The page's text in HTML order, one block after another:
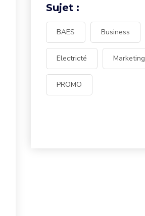
Sujet :
BAES Business
Electricté Marketing
PROMO